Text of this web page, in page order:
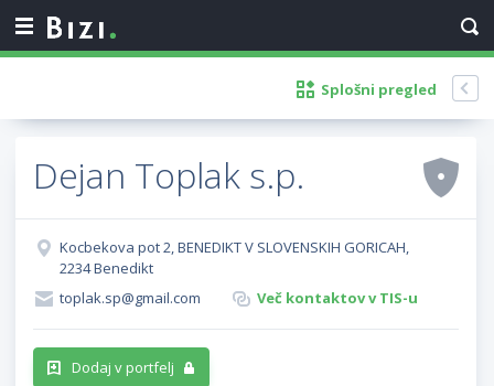
Splošni pregled
Dejan Toplak s.p.
Kocbekova pot 2, BENEDIKT V SLOVENSKIH GORICAH,
2234 Benedikt
toplak.sp@gmail.com
Več kontaktov v TIS-u
Dodaj v portfelj